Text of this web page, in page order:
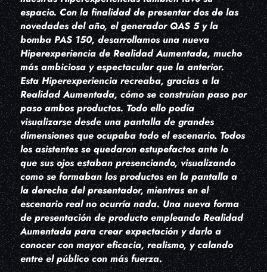
espacio. Con la finalidad de presentar dos de las
novedades del año, el generador QAS 5 y la
bomba PAS 150, desarrollamos una nueva
Hiperexperiencia de Realidad Aumentada, mucho
más ambiciosa y espectacular que la anterior.
Esta Hiperexperiencia recreaba, gracias a la
Realidad Aumentada, cómo se construían paso por
paso ambos productos. Todo ello podía
visualizarse desde una pantalla de grandes
dimensiones que ocupaba todo el escenario. Todos
los asistentes se quedaron estupefactos ante lo
que sus ojos estaban presenciando, visualizando
como se formaban los productos en la pantalla a
la derecha del presentador, mientras en el
escenario real no ocurría nada. Una nueva forma
de presentación de producto empleando Realidad
Aumentada para crear expectación y darlo a
conocer con mayor eficacia, realismo, y calando
entre el público con más fuerza.